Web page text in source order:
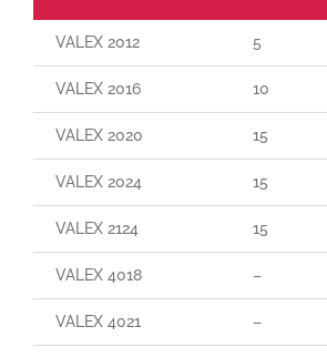
VALEX 2012 5
VALEX 2016 10
VALEX 2020 15
VALEX 2024 15
VALEX 2124 15
VALEX 4018 –
VALEX 4021 –